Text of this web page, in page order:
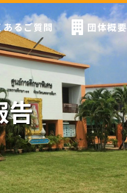
あるご質問 団体概要
告